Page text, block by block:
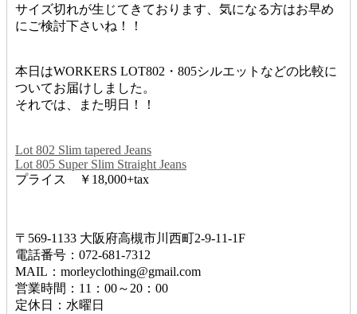
サイズ切れが生じてきております、気になる方はお早め
にご検討下さいね！！
本日はWORKERS LOT802・805シルエットなどの比較に
ついてお届けしました。
それでは、また明日！！
Lot 802 Slim tapered Jeans
Lot 805 Super Slim Straight Jeans
プライス ￥18,000+tax
〒569-1133 大阪府高槻市川西町2-9-11-1F
電話番号：072-681-7312
MAIL：morleyclothing@gmail.com
営業時間：11：00～20：00
定休日：水曜日